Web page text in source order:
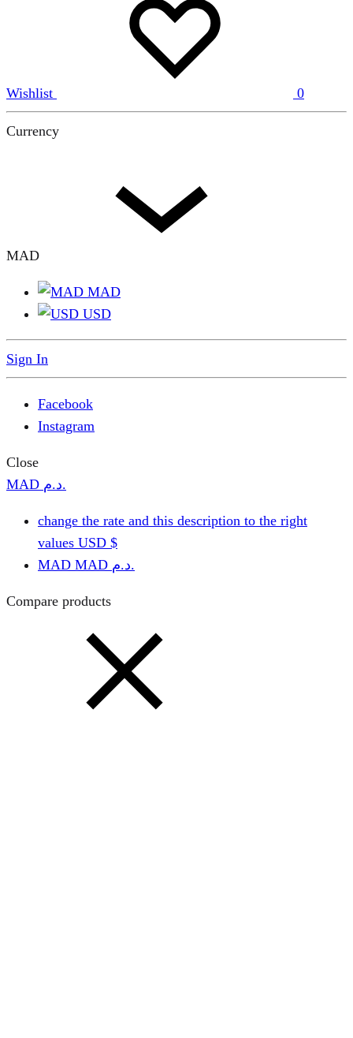
Wishlist 0
Currency
MAD
MAD
USD
Sign In
Facebook
Instagram
Close
MAD د.م.
change the rate and this description to the right
values USD $
MAD
MAD د.م.
Compare products